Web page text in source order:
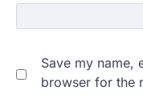
Save my name,
browser for the